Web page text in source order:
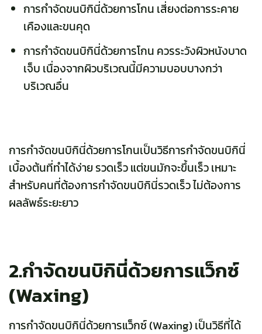
การกำจัดขนบิกินี่ด้วยการโกน เสี่ยงต่อการระคาย
เคืองและขนคุด
การกำจัดขนบิกินี่ด้วยการโกน ควรระวังผิวหนังบาด
เจ็บ เนื่องจากผิวบริเวณนี้มีความบอบบางกว่า
บริเวณอื่น
การกำจัดขนบิกินี่ด้วยการโกนเป็นวิธีการกำจัดขนบิกินี่
เบื้องต้นที่ทำได้ง่าย รวดเร็ว แต่ขนมักจะขึ้นเร็ว เหมาะ
สำหรับคนที่ต้องการกำจัดขนบิกินี่รวดเร็ว ไม่ต้องการ
ผลลัพธ์ระยะยาว
2.กำจัดขนบิกินี่ด้วยการแว็กซ์
(Waxing)
การกำจัดขนบิกินี่ด้วยการแว็กซ์ (Waxing) เป็นวิธีที่ได้